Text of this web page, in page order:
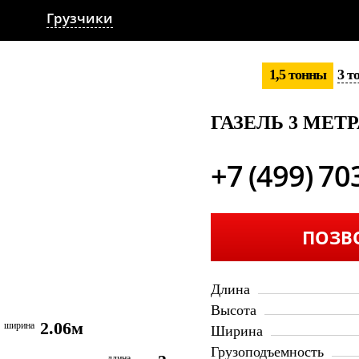
Грузчики
1,5 тонны 3
ширина 2.06м
ГАЗЕЛЬ 3
+7 (499)
Длина
Высота
Ширина
Грузоподъемность